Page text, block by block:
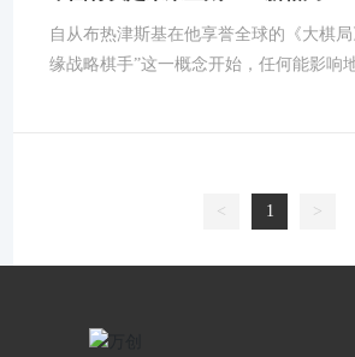
色不受影
自从布热津斯基在他享誉全球的《大棋
缘战略棋手”这一概念开始，任何能影响
变化的因素都成为人们关注的焦点。能
料，那就是液化天然气(LNG)。 当布
< 1 >